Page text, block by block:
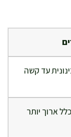
עד קשה
ארוך יותר